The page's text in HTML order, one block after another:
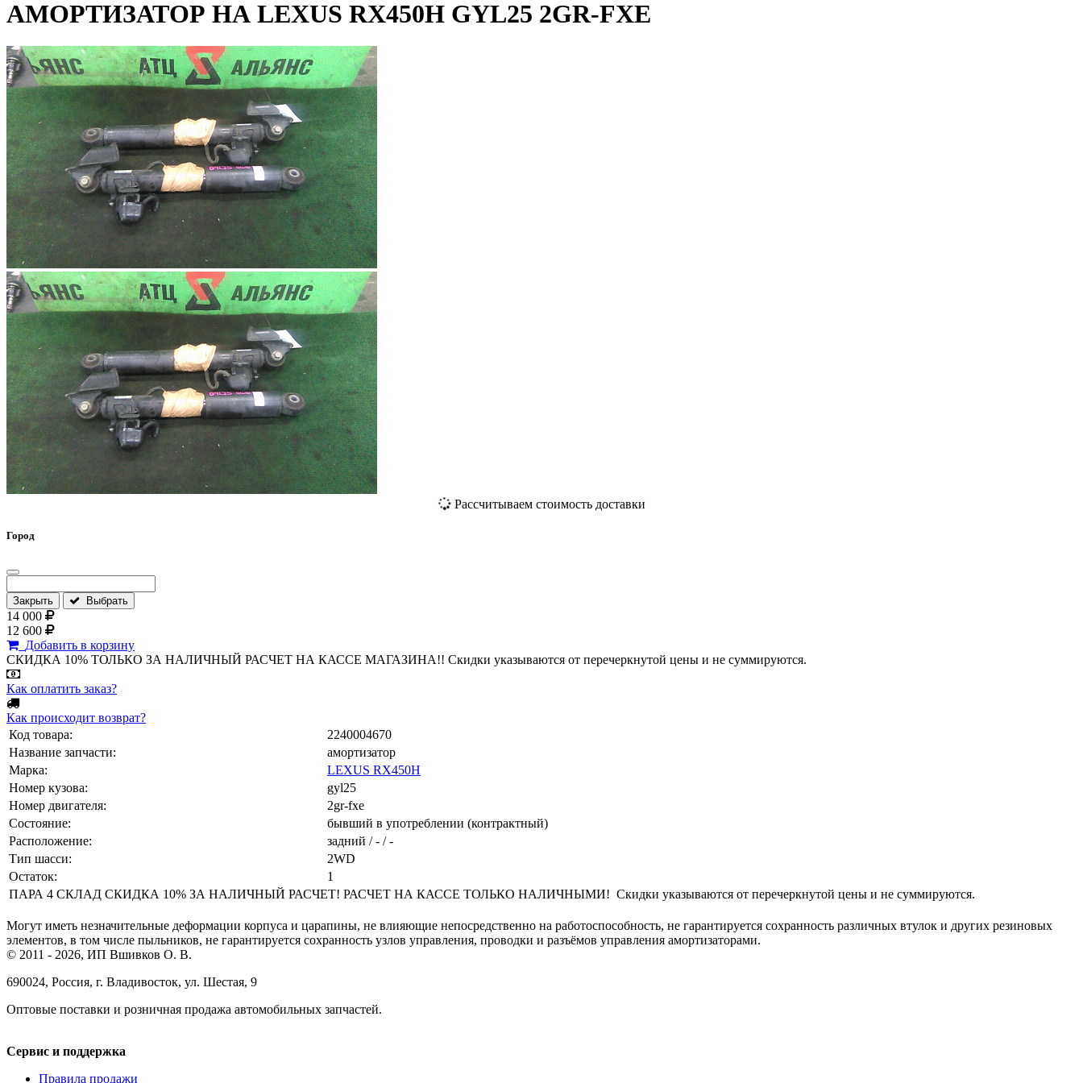
АМОРТИЗАТОР НА LEXUS RX450H GYL25 2GR-FXE
Рассчитываем стоимость доставки
Город
Закрыть Выбрать
14 000
12 600
Добавить в корзину
СКИДКА 10% ТОЛЬКО ЗА НАЛИЧНЫЙ РАСЧЕТ НА КАССЕ МАГАЗИНА!! Скидки указываются от перечеркнутой цены и не суммируются.
Как оплатить заказ?
Как происходит возврат?
Код товара:
2240004670
Название запчасти:
амортизатор
Марка:
LEXUS RX450H
Номер кузова:
gyl25
Номер двигателя:
2gr-fxe
Состояние:
бывший в употреблении (контрактный)
Расположение:
задний / - / -
Тип шасси:
2WD
Остаток:
1
ПАРА 4 СКЛАД СКИДКА 10% ЗА НАЛИЧНЫЙ РАСЧЕТ! РАСЧЕТ НА КАССЕ ТОЛЬКО НАЛИЧНЫМИ! Скидки указываются от перечеркнутой цены и не суммируются.
Могут иметь незначительные деформации корпуса и царапины, не влияющие непосредственно на работоспособность, не гарантируется сохранность различных втулок и других резиновых
элементов, в том числе пыльников, не гарантируется сохранность узлов управления, проводки и разъёмов управления амортизаторами.
© 2011 - 2026, ИП Вшивков О. В.
690024, Россия, г. Владивосток, ул. Шестая, 9
Оптовые поставки и розничная продажа автомобильных запчастей.
Сервис и поддержка
Правила продажи